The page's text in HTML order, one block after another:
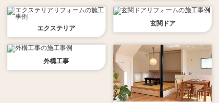
エクステリア
玄関ドア
外構工事